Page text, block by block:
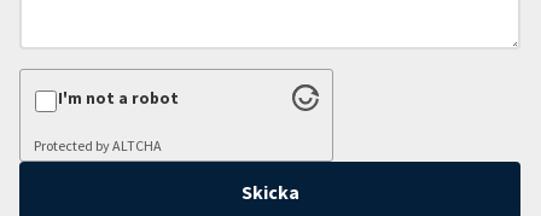
I'm not a robot
Protected byALTCHA